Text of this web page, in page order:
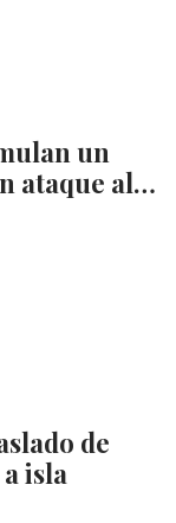
un
ataque al…
de
isla